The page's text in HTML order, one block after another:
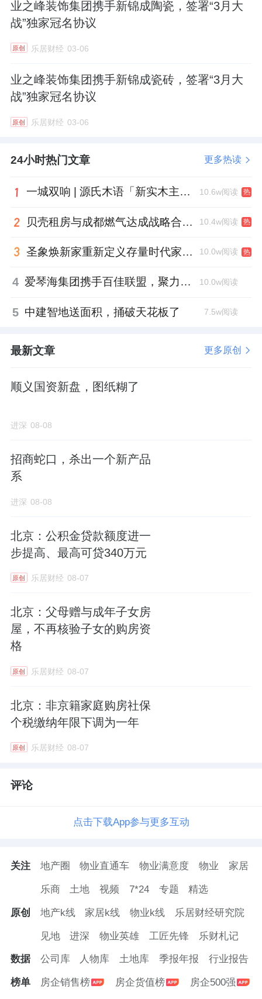
业之峰装饰集团携手新锦成陶瓷，签署“3月大
战”独家冠名协议
原创 乐居财经 03-06
业之峰装饰集团携手新锦成瓷砖，签署“3月大
战”独家冠名协议
原创 乐居财经 03-06
24小时热门文章 更多热读
一城双响 | 源氏木语「新实木主义——黑标生活提案」发布会落地天津，黑标旗舰店盛大启幕 10.6w阅读 热
贝壳租房与成都燃气达成战略合作 打通安全巡检“最后一米” 10.4w阅读 热
圣象焕新家重新定义存量时代家居升级逻辑，筑牢说换就换的底气！ 10.0w阅读 热
4 爱琴海集团携手百佳联盟，聚力共拓存量商业新赛道 10.0w阅读
5 中建智地送面积，捅破天花板了 7.5w阅读
最新文章 更多原创
顺义国资新盘，图纸糊了
进深 08-08
招商蛇口，杀出一个新产品
系
进深 08-08
北京：公积金贷款额度进一
步提高、最高可贷340万元
原创 乐居财经 08-07
北京：父母赠与成年子女房
屋，不再核验子女的购房资
格
原创 乐居财经 08-07
北京：非京籍家庭购房社保
个税缴纳年限下调为一年
原创 乐居财经 08-07
评论
点击下载App参与更多互动
关注 地产圈 物业直通车 物业满意度 物业 家居
乐商 土地 视频 7*24 专题 精选
原创 地产k线 家居k线 物业k线 乐居财经研究院
见地 进深 物业英雄 工匠先锋 乐财札记
数据 公司库 人物库 土地库 季报年报 行业报告
榜单 房企销售榜 房企货值榜 房企500强